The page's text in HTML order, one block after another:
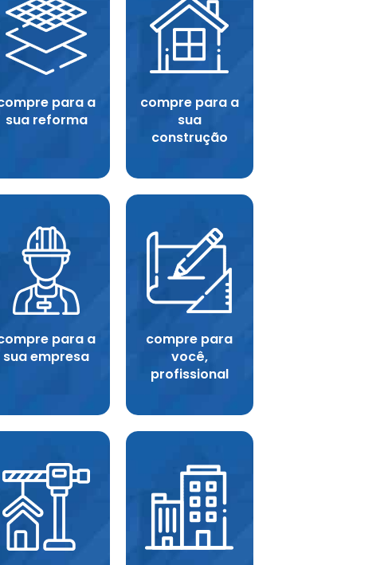
para a
sua reforma
compre para a
sua
construção
para a
sua empresa
compre para
você,
profissional